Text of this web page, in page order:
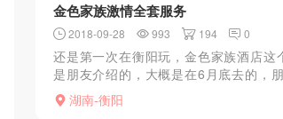
金色家族激情全套服务
2018-09-28 993 194 0
还是第一次在衡阳玩，金色家族酒店这
是朋友介绍的，大概是在6月底去的，
新开的，JS质量都不错，然后大家约好
体验下。几楼忘记了，好像是洗浴，桑
湖南-衡阳